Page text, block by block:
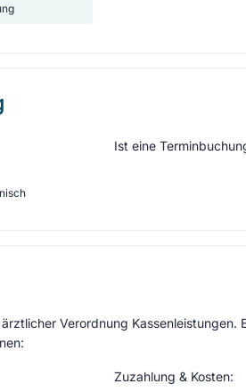
Ist eine
Verordnung Kassenleistungen.
Zuzahlung & Kosten: